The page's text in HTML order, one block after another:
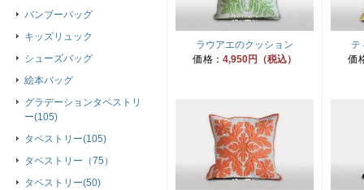
ラウアエのクッション
価格： 4,950円（税込）
テ
価
バンブーバッグ
キッズリュック
シューズバッグ
絵本バッグ
グラデーションタペストリ
ー(105)
タペストリー(105)
タペストリー（75）
タペストリー(50)